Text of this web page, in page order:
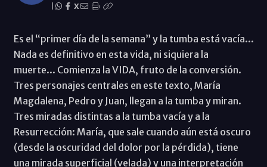
X
Es el “primer día de la semana” y la tumba está vacía...
Nada es definitivo en esta vida, ni siquiera la
muerte... Comienza la VIDA, fruto de la conversión.
Tres personajes centrales en este texto, María
Magdalena, Pedro y Juan, llegan a la tumba y miran.
Tres miradas distintas a la tumba vacía y a la
Resurrección: María, que sale cuando aún está oscuro
(desde la oscuridad del dolor por la pérdida), tiene
una mirada superficial (velada) y una interpretación